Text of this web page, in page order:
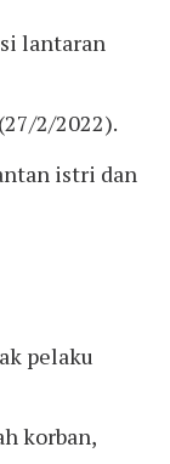
lantaran
2/2022).
istri dan
pelaku
korban,